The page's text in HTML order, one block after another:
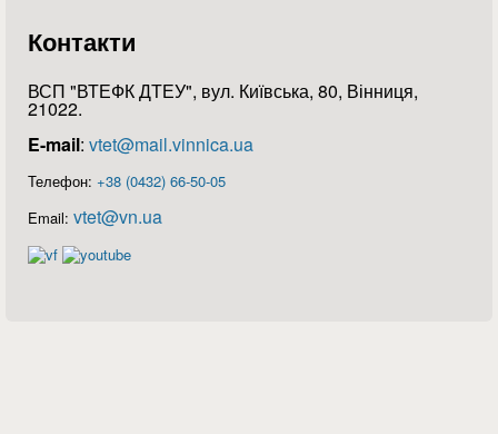
Контакти
ВСП "ВТЕФК ДТЕУ", вул. Київська, 80, Вінниця,
21022.
E-mail: vtet@mail.vinnica.ua
Телефон: +38 (0432) 66-50-05
Email: vtet@vn.ua